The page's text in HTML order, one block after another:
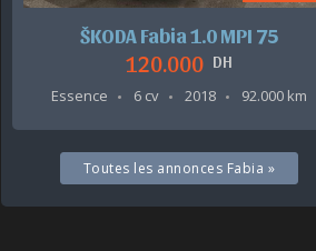
ŠKODA Fabia 1.0 MPI 75
120.000 DH
Essence
6 cv 2018 92.000 km
Toutes les annonces Fabia »